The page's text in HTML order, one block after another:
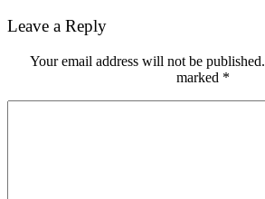
Leave a Reply
Your email address will not be published.
marked *